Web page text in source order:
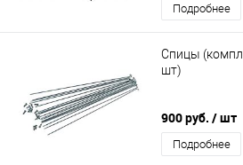
Подробнее
Спицы
шт)
900 руб. / шт
Подробнее